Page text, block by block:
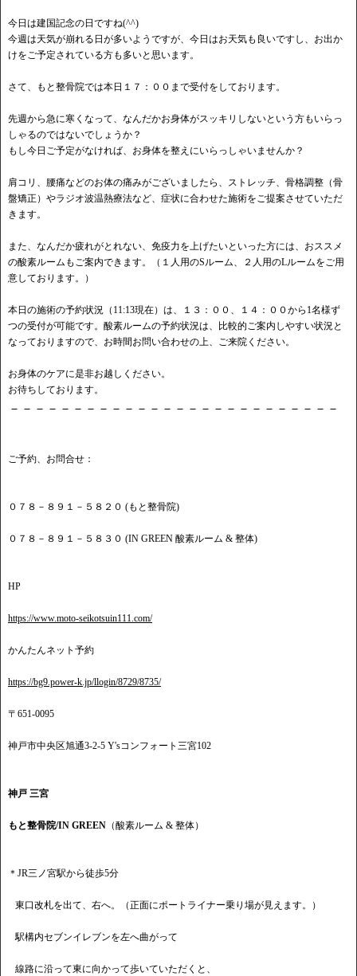
今日は建国記念の日ですね(^^)
今週は天気が崩れる日が多いようですが、今日はお天気も良いですし、お出か
けをご予定されている方も多いと思います。
さて、もと整骨院では本日１７：００まで受付をしております。
先週から急に寒くなって、なんだかお身体がスッキリしないという方もいらっ
しゃるのではないでしょうか？
もし今日ご予定がなければ、お身体を整えにいらっしゃいませんか？
肩コリ、腰痛などのお体の痛みがございましたら、ストレッチ、骨格調整（骨
盤矯正）やラジオ波温熱療法など、症状に合わせた施術をご提案させていただ
きます。
また、なんだか疲れがとれない、免疫力を上げたいといった方には、おススメ
の酸素ルームもご案内できます。（１人用のSルーム、２人用のLルームをご用
意しております。）
本日の施術の予約状況（11:13現在）は、１３：００、１４：００から1名様ず
つの受付が可能です。酸素ルームの予約状況は、比較的ご案内しやすい状況と
なっておりますので、お時間お問い合わせの上、ご来院ください。
お身体のケアに是非お越しください。
お待ちしております。
－－－－－－－－－－－－－－－－－－－－－－－－－－
ご予約、お問合せ：
０７８－８９１－５８２０ (もと整骨院)
０７８－８９１－５８３０ (IN GREEN 酸素ルーム & 整体)
HP
https://www.moto-seikotsuin111.com/
かんたんネット予約
https://bg9.power-k.jp/llogin/8729/8735/
〒651-0095
神戸市中央区旭通3-2-5 Y'sコンフォート三宮102
神戸 三宮
もと整骨院/IN GREEN （酸素ルーム & 整体）
＊JR三ノ宮駅から徒歩5分
東口改札を出て、右へ。（正面にポートライナー乗り場が見えます。）
駅構内セブンイレブンを左へ曲がって
線路に沿って東に向かって歩いていただくと、